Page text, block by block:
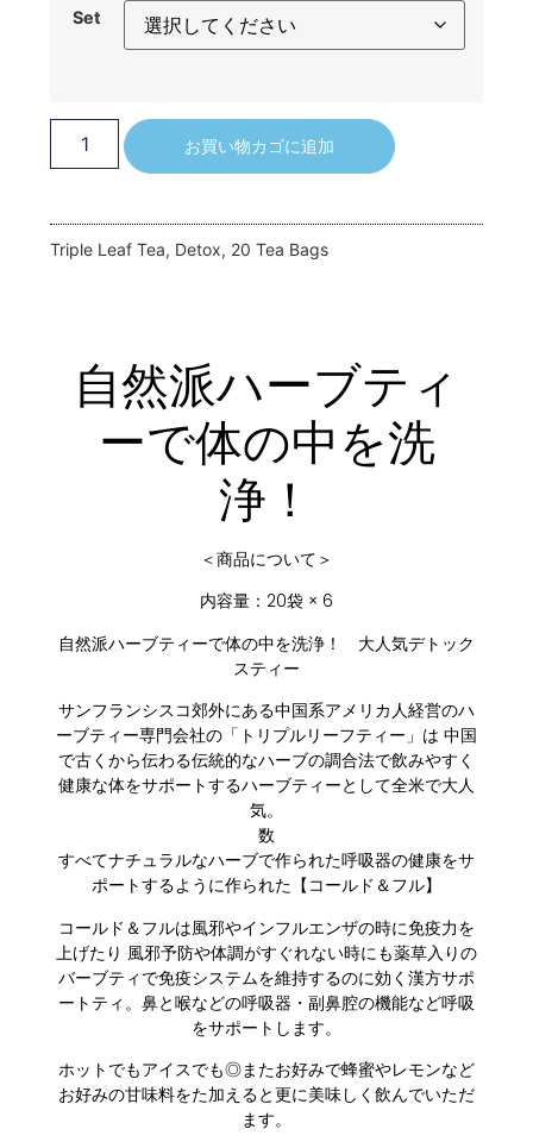
Set
お買い物カゴに追加
Triple Leaf Tea, Detox, 20 Tea Bags
自然派ハーブティ
ーで体の中を洗
浄！
＜商品について＞
内容量：20袋 × 6
自然派ハーブティーで体の中を洗浄！ 大人気デトック
スティー
サンフランシスコ郊外にある中国系アメリカ人経営のハ
ーブティー専門会社の「トリプルリーフティー」は 中国
で古くから伝わる伝統的なハーブの調合法で飲みやすく
健康な体をサポートするハーブティーとして全米で大人
気。
数
すべてナチュラルなハーブで作られた呼吸器の健康をサ
ポートするように作られた【コールド＆フル】
コールド＆フルは風邪やインフルエンザの時に免疫力を
上げたり 風邪予防や体調がすぐれない時にも薬草入りの
バーブティで免疫システムを維持するのに効く漢方サポ
ートティ。鼻と喉などの呼吸器・副鼻腔の機能など呼吸
をサポートします。
ホットでもアイスでも◎またお好みで蜂蜜やレモンなど
お好みの甘味料をた加えると更に美味しく飲んでいただ
ます。